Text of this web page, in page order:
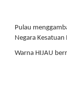
Pulau
Negara
Warna HIJAU